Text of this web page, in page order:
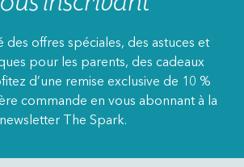
des offres spéciales, des astuces et
pour les parents, des cadeaux
d’une remise exclusive de 10 %
commande en vous abonnant à la
newsletter The Spark.